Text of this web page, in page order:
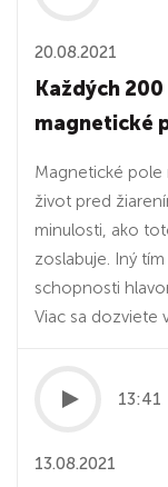
20.08.2021
Každých
magnetické
Magnetické pole
život pred
minulosti, ako
zoslabuje. Iný
schopnosti
Viac sa dozviete
13:41
13.08.2021